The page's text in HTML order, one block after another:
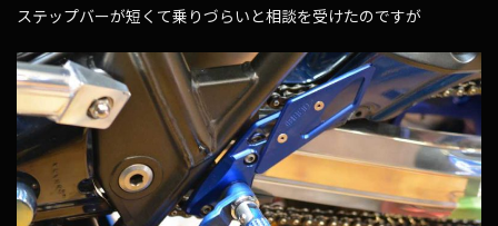
ステップバーが短くて乗りづらいと相談を受けたのですが